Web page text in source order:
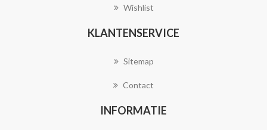
Wishlist
KLANTENSERVICE
Sitemap
Contact
INFORMATIE